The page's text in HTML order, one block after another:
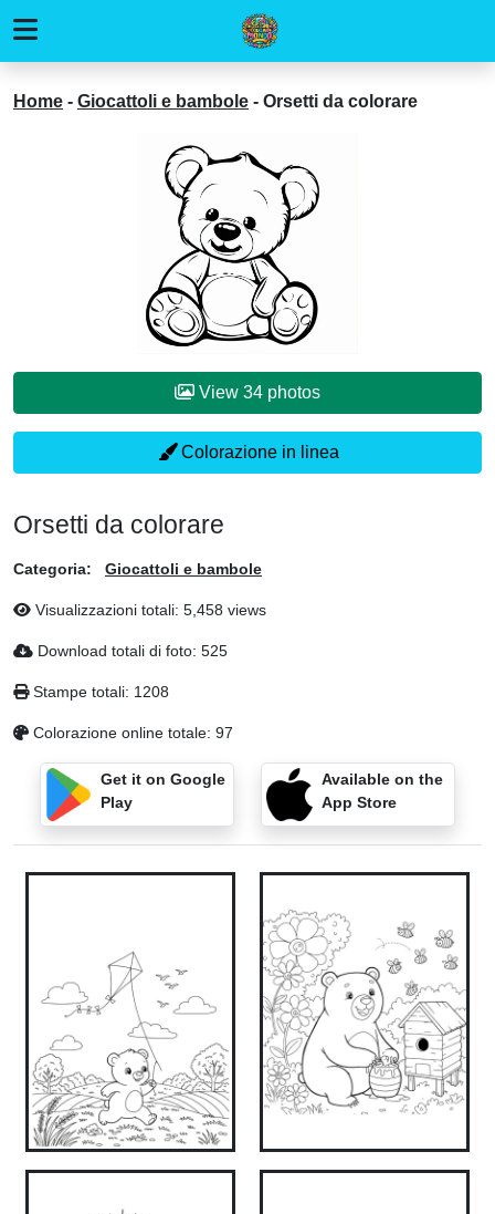
Home - Giocattoli e bambole - Orsetti da colorare
View 34 photos
Colorazione in linea
Orsetti da colorare
Categoria: Giocattoli e bambole
Visualizzazioni totali: 5,458 views
Download totali di foto: 525
Stampe totali: 1208
Colorazione online totale: 97
Get it on Google
Play
Available on the
App Store